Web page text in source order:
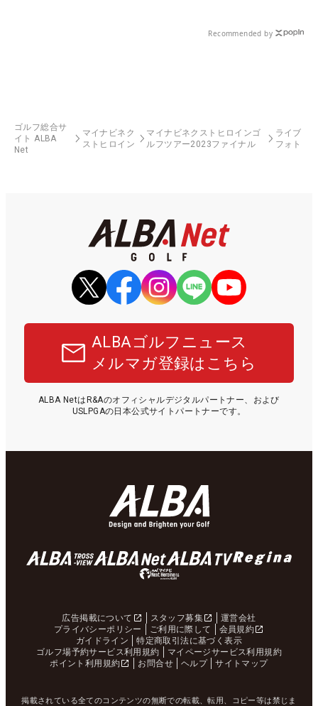
Recommended by
ゴルフ総合サ
イト ALBA
Net
マイナビネク
ストヒロイン
マイナビネクストヒロインゴ
ルフツアー2023ファイナル
ライブ
フォト
ALBAゴルフニュース
メルマガ登録はこちら
ALBA NetはR&Aのオフィシャルデジタルパートナー、および
USLPGAの日本公式サイトパートナーです。
広告掲載について スタッフ募集
運営会社
プライバシーポリシー
ご利用に際して
会員規約
ガイドライン
特定商取引法に基づく表示
ゴルフ場予約サービス利用規約
マイページサービス利用規約
ポイント利用規約
お問合せ ヘルプ サイトマップ
掲載されている全てのコンテンツの無断での転載、転用、コピー等は禁じま